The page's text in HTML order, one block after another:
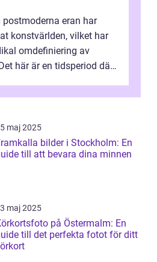
eran har
konstvärlden, vilket har
omdefiniering av
här är en tidsperiod där
maj 2025
bilder i Stockholm: En
till att bevara dina minnen
maj 2025
på Östermalm: En
till det perfekta fotot för ditt